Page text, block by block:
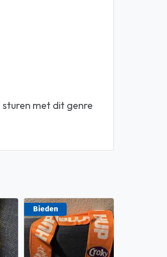
sturen met dit genre
Bieden